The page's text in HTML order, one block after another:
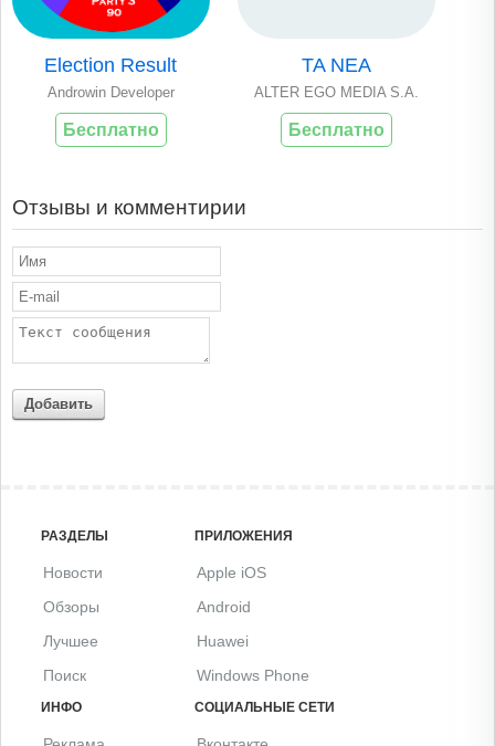
Election Result
Androwin Developer
Бесплатно
TA NEA
ALTER EGO MEDIA S.A.
Бесплатно
Отзывы и комментирии
Добавить
РАЗДЕЛЫ
Новости
Обзоры
Лучшее
Поиск
ПРИЛОЖЕНИЯ
Apple iOS
Android
Huawei
Windows Phone
ИНФО СОЦИАЛЬНЫЕ СЕТИ